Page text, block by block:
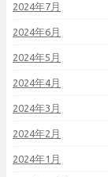
2024年7月
2024年6月
2024年5月
2024年4月
2024年3月
2024年2月
2024年1月